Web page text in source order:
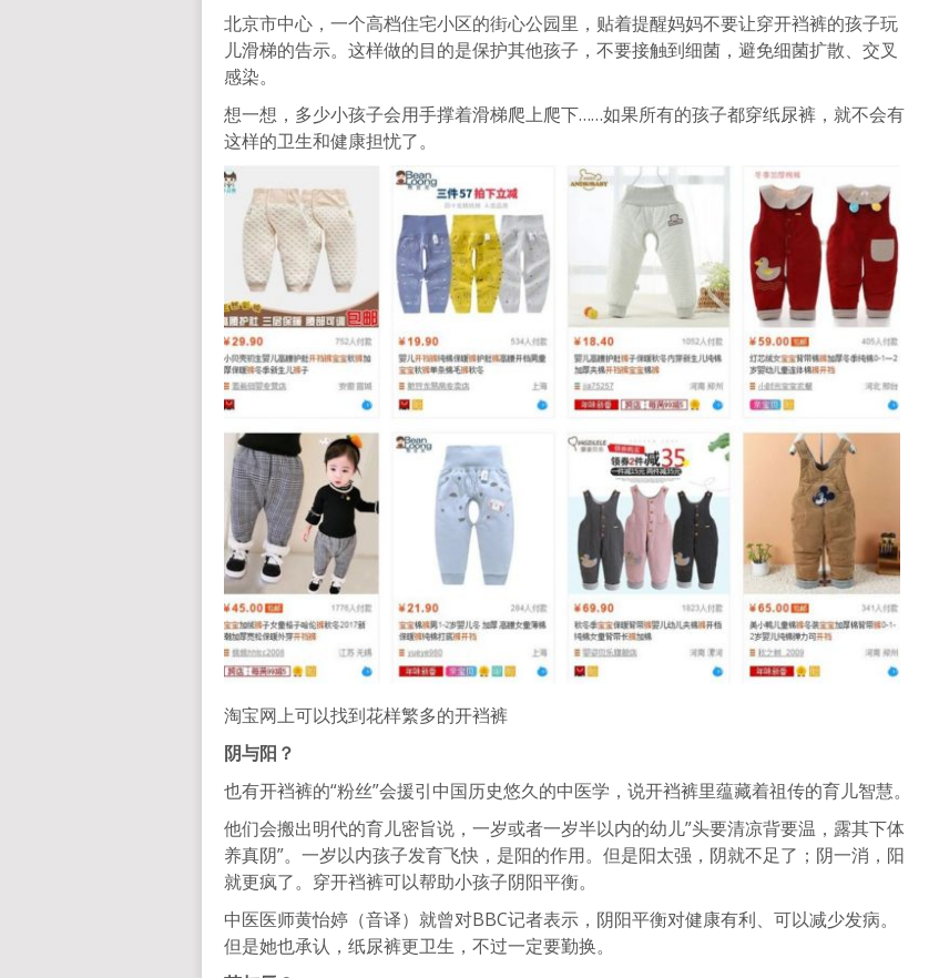
北京市中心，一个高档住宅小区的街心公园里，贴着提醒妈妈不要让穿开裆裤的孩子玩
儿滑梯的告示。这样做的目的是保护其他孩子，不要接触到细菌，避免细菌扩散、交叉
感染。
想一想，多少小孩子会用手撑着滑梯爬上爬下……如果所有的孩子都穿纸尿裤，就不会有
这样的卫生和健康担忧了。
淘宝网上可以找到花样繁多的开裆裤
阴与阳？
也有开裆裤的“粉丝”会援引中国历史悠久的中医学，说开裆裤里蕴藏着祖传的育儿智慧。
他们会搬出明代的育儿密旨说，一岁或者一岁半以内的幼儿”头要清凉背要温，露其下体
养真阴”。一岁以内孩子发育飞快，是阳的作用。但是阳太强，阴就不足了；阴一消，阳
就更疯了。穿开裆裤可以帮助小孩子阴阳平衡。
中医医师黄怡婷（音译）就曾对BBC记者表示，阴阳平衡对健康有利、可以减少发病。
但是她也承认，纸尿裤更卫生，不过一定要勤换。